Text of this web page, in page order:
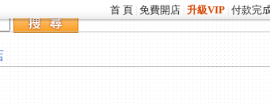
首 頁 免費開店 升級VIP| 付款完
驚!老爸
∮旅遊住宿,創作你的生命故事∮
應